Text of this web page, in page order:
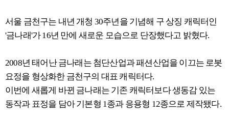
서울 금천구는 내년 개청 30주년을 기념해 구 상징 캐릭터인
'금나래'가 16년 만에 새로운 모습으로 단장했다고 밝혔다.
2008년 태어난 금나래는 첨단산업과 패션산업을 이끄는 로봇
요정을 형상화한 금천구의 대표 캐릭터다.
이번에 새롭게 바뀐 금나래는 기존 캐릭터보다 생동감 있는
동작과 표정을 담아 기본형 1종과 응용형 12종으로 제작됐다.